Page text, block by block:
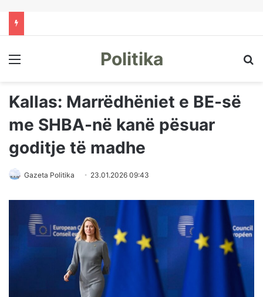
Menu Politika
Kallas: Marrëdhëniet e BE-së
me SHBA-në kanë pësuar
goditje të madhe
Gazeta Politika 23.01.2026 09:43